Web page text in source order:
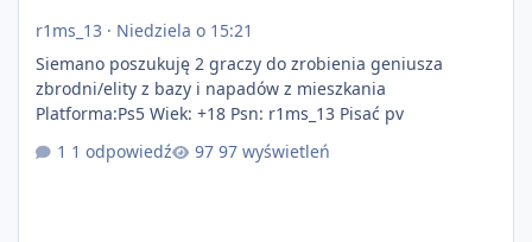
r1ms_13 · Niedziela o 15:21
Siemano poszukuję 2 graczy do zrobienia geniusza
zbrodni/elity z bazy i napadów z mieszkania
Platforma:Ps5 Wiek: +18 Psn: r1ms_13 Pisać pv
1 odpowiedź
97 wyświetleń